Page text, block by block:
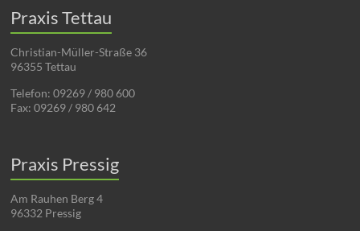
Praxis Tettau
Christian-Müller-Straße 36
96355 Tettau
Telefon: 09269 / 980 600
Fax: 09269 / 980 642
Praxis Pressig
Am Rauhen Berg 4
96332 Pressig